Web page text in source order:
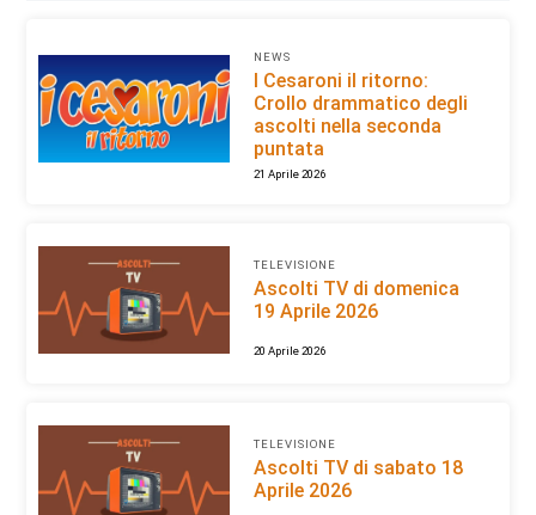
NEWS
I Cesaroni il ritorno:
Crollo drammatico degli
ascolti nella seconda
puntata
21 Aprile 2026
TELEVISIONE
Ascolti TV di domenica
19 Aprile 2026
20 Aprile 2026
TELEVISIONE
Ascolti TV di sabato 18
Aprile 2026